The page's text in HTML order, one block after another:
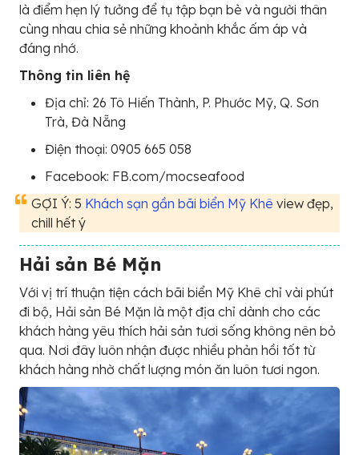
là điểm hẹn lý tưởng để tụ tập bạn bè và người thân
cùng nhau chia sẻ những khoảnh khắc ấm áp và
đáng nhớ.
Thông tin liên hệ
Địa chỉ: 26 Tô Hiến Thành, P. Phước Mỹ, Q. Sơn
Trà, Đà Nẵng
Điện thoại: 0905 665 058
Facebook: FB.com/mocseafood
GỢI Ý: 5 Khách sạn gần bãi biển Mỹ Khê view đẹp,
chill hết ý
Hải sản Bé Mặn
Với vị trí thuận tiện cách bãi biển Mỹ Khê chỉ vài phút
đi bộ, Hải sản Bé Mặn là một địa chỉ dành cho các
khách hàng yêu thích hải sản tươi sống không nên bỏ
qua. Nơi đây luôn nhận được nhiều phản hồi tốt từ
khách hàng nhờ chất lượng món ăn luôn tươi ngon.